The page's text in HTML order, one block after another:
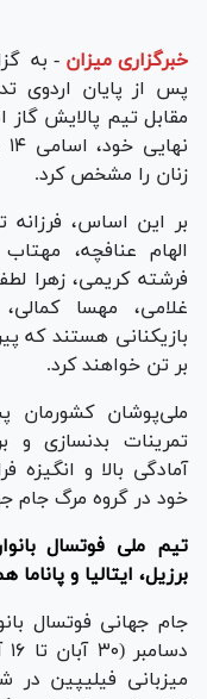
خبرگزاری میزان - به
پس از پایان اردوی
مقابل تیم پالایش
زنان را مشخص کرد.
بر این اساس،
الهام عنافچه،
فرشته کریمی، زهرا
غلامی، مهسا
بازیکنانی هستند که
بر تن خواهند کرد.
ملی‌پوشان کشورمان
تمرینات بدنسازی و
آمادگی بالا و انگیزه
خود در گروه مرگ جام
تیم ملی فوتسال
برزیل، ایتالیا و
میزبانی فیلیپین در